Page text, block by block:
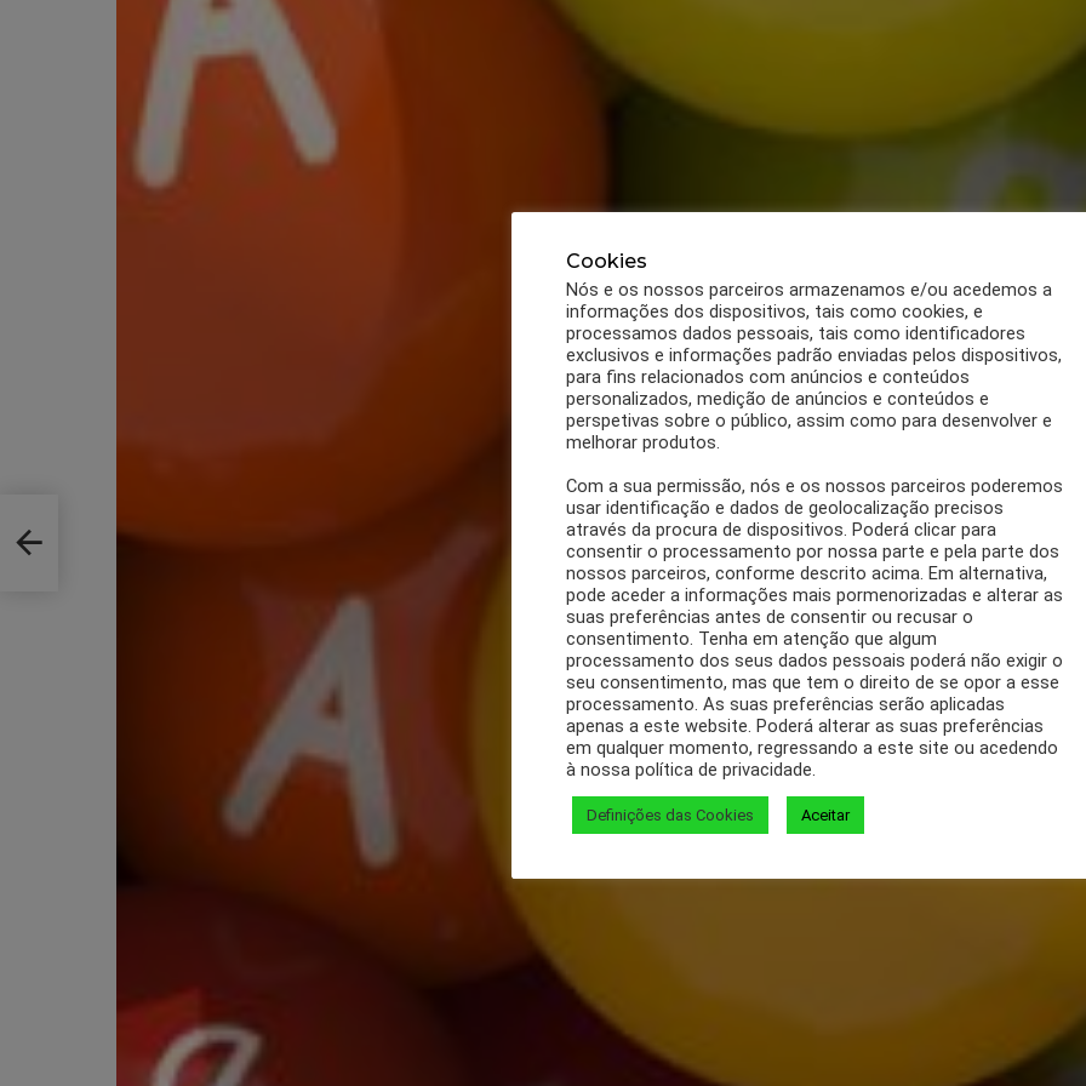
Cookies
Nós e os nossos parceiros armazenamos e/ou acedemos a
informações dos dispositivos, tais como cookies, e
processamos dados pessoais, tais como identificadores
exclusivos e informações padrão enviadas pelos dispositivos,
para fins relacionados com anúncios e conteúdos
personalizados, medição de anúncios e conteúdos e
perspetivas sobre o público, assim como para desenvolver e
melhorar produtos.
Com a sua permissão, nós e os nossos parceiros poderemos
usar identificação e dados de geolocalização precisos
através da procura de dispositivos. Poderá clicar para
consentir o processamento por nossa parte e pela parte dos
nossos parceiros, conforme descrito acima. Em alternativa,
pode aceder a informações mais pormenorizadas e alterar as
suas preferências antes de consentir ou recusar o
consentimento. Tenha em atenção que algum
processamento dos seus dados pessoais poderá não exigir o
seu consentimento, mas que tem o direito de se opor a esse
processamento. As suas preferências serão aplicadas
apenas a este website. Poderá alterar as suas preferências
em qualquer momento, regressando a este site ou acedendo
à nossa política de privacidade.
Definições das Cookies Aceitar